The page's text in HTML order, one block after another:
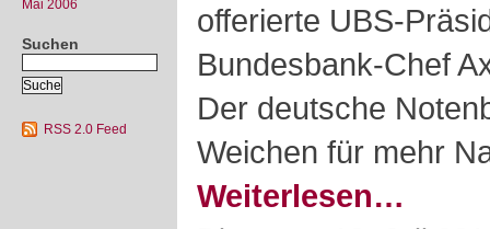
Mai 2006
Suchen
RSS 2.0 Feed
offerierte UBS-
Bundesbank-Chef
Der deutsche
Weichen für mehr
Weiterlesen…